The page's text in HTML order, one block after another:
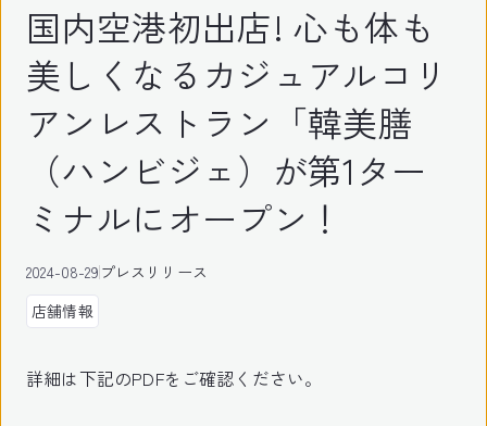
国内空港初出店! 心も体も
美しくなるカジュアルコリ
アンレストラン「韓美膳
（ハンビジェ）が第1ター
ミナルにオープン！
2024-08-29プレスリリース
店舗情報
詳細は下記のPDFをご確認ください。